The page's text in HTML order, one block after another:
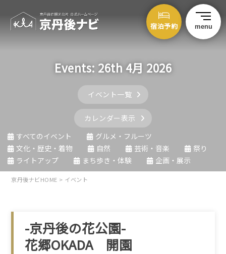
宿泊予約 menu
Events: 26th 4月 2026
イベント一覧
カレンダー表示
すべてのイベント
グルメ・フルーツ
文化・歴史・着物
自然 芸術・音楽
祭り
ライトアップ
まち歩き・体験 企画・展示
京丹後ナビHOME > イベント
-京丹後の花公園-
花郷OKADA 開園